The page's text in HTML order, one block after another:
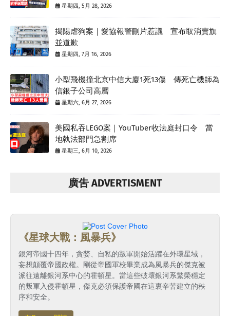
星期四, 5月 28, 2026
揭陽虐狗案｜愛協報警刪片惹議 宣布取消賣旗
並道歉
星期四, 7月 16, 2026
小型飛機撞北京中信大廈1死13傷 傳死亡機師為
信銀子公司高層
星期六, 6月 27, 2026
美國私吞LEGO案｜YouTuber收法庭封口令 當
地執法部門急割席
星期三, 6月 10, 2026
廣吿 ADVERTISMENT
《星球大戰：風暴兵》
銀河帝國十四年，貪婪、自私的叛軍開始活躍在外環星域，
妄想顛覆帝國政權。剛從帝國軍校畢業成為風暴兵的傑克被
派往遠離銀河系中心的霍頓星。當這些破壞銀河系繁榮穩定
的叛軍入侵霍頓星，傑克必須保護帝國在這裏辛苦建立的秩
序和安全。